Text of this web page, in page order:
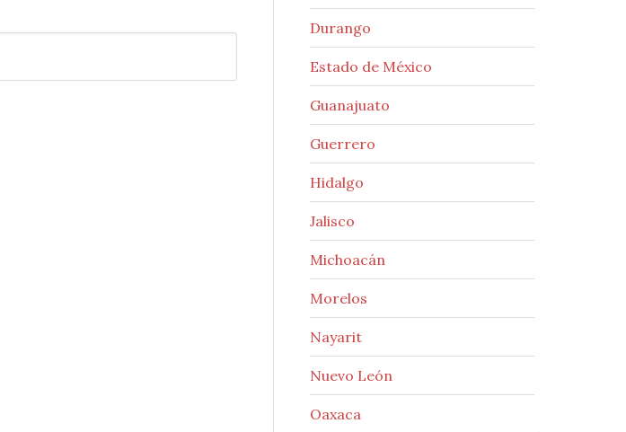
Durango
Estado de México
Guanajuato
Guerrero
Hidalgo
Jalisco
Michoacán
Morelos
Nayarit
Nuevo León
Oaxaca